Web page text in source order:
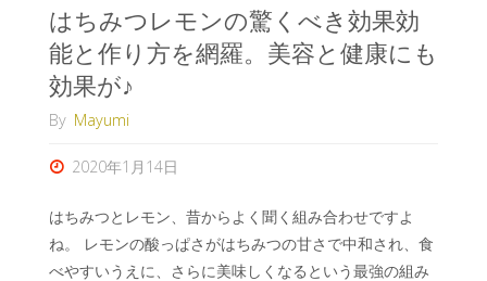
はちみつレモンの驚くべき効果効
能と作り方を網羅。美容と健康にも
効果が♪
By Mayumi
2020年1月14日
はちみつとレモン、昔からよく聞く組み合わせですよ
ね。 レモンの酸っぱさがはちみつの甘さで中和され、食
べやすいうえに、さらに美味しくなるという最強の組み